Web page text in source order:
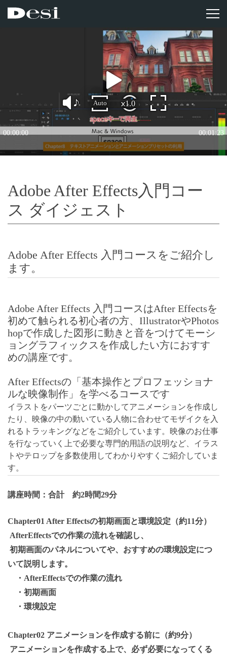
Adobe After Effects入門コー
ス ダイジェスト
Adobe After Effects 入門コースをご紹介し
ます。
Adobe After Effects 入門コースはAfter Effectsを
初めて触られる初心者の方、IllustratorやPhotos
hopで作成した図形に動きと音をつけてモーシ
ョングラフィックスを作成したい方におすす
めの講座です。
After Effectsの「基本操作とプロフェッショナ
ルな映像制作」を学べるコースです
イラストをパーツごとに動かしてアニメーションを作成し
たり、映像の中の動いている人物に合わせてモザイクを入
れるトラッキングなどをご紹介しています。映像のお仕事
を行なっていく上で必要な専門的用語の説明など、イラス
トやテロップを多数使用してわかりやすくご紹介していま
す。
講座時間：合計 約2時間29分
Chapter01 After Effectsの初期画面と環境設定（約11分）
AfterEffectsでの作業の流れを確認し、
初期画面のパネルについてや、おすすめの環境設定につ
いて説明します。
・AfterEffectsでの作業の流れ
・初期画面
・環境設定
Chapter02 アニメーションを作成する前に（約9分）
アニメーションを作成する上で、必ず必要になってくる